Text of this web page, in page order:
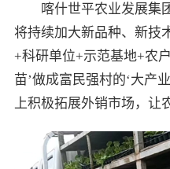
喀什世平农业发展集
将持续加大新品种、新技
+科研单位+示范基地+农
苗’做成富民强村的‘大产
上积极拓展外销市场，让